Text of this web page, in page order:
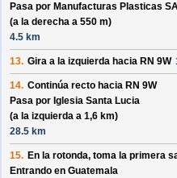
Pasa por Manufacturas Plasticas
(a la derecha a 550 m)
4.5 km
13. Gira a la izquierda hacia RN 9W
14. Continúa recto hacia RN 9W
Pasa por Iglesia Santa Lucia
(a la izquierda a 1,6 km)
28.5 km
15. En la rotonda, toma la primera
Entrando en Guatemala